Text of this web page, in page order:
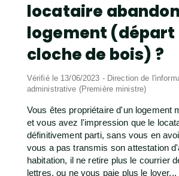
locataire
logement (départ
cloche de bois) ?
Vérifié le 13/06/2023 - Direction de
administrative (Première ministre)
Vous êtes propriétaire d'un logement
et vous avez l'impression que le
définitivement parti, sans vous en
vous a pas transmis son attestation
habitation, il ne retire plus le courrier
lettres, ou ne vous paie plus le